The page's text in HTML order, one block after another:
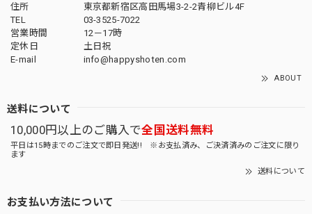
住所
東京都新宿区高田馬場3-2-2青柳ビル4F
TEL
03-3525-7022
営業時間
12－17時
定休日
土日祝
E-mail
info@happyshoten.com
ABOUT
送料について
10,000円以上のご購入で全国送料無料
平日は15時までのご注文で即日発送!! ※お支払済み、ご決済済みのご注文に限り
ます
送料について
お支払い方法について